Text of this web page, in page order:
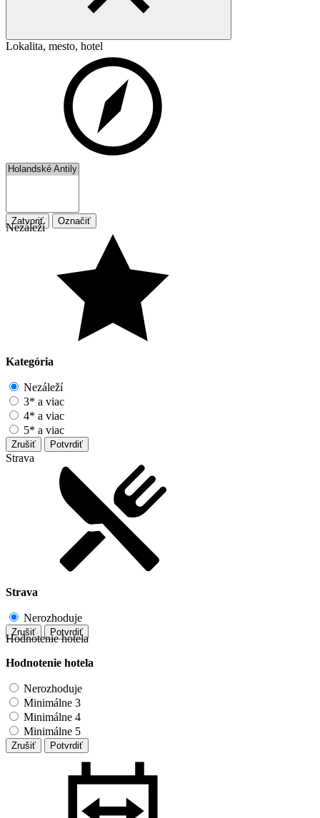
Lokalita, mesto, hotel
Zatvoriť Označiť
Nezáleží
Kategória
Nezáleží
3* a viac
4* a viac
5* a viac
Zrušiť Potvrdiť
Strava
Strava
Nerozhoduje
Zrušiť Potvrdiť
Hodnotenie hotela
Hodnotenie hotela
Nerozhoduje
Minimálne 3
Minimálne 4
Minimálne 5
Zrušiť Potvrdiť